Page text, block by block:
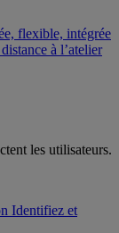
flexible, intégrée
à l’atelier
les utilisateurs.
Identifiez et